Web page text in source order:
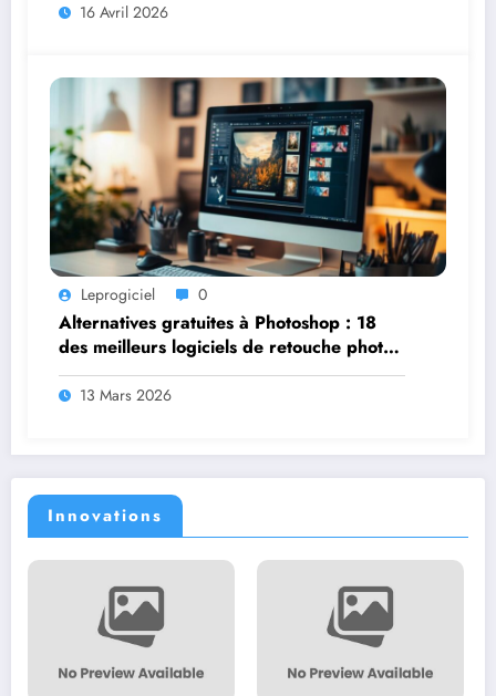
Innovations
16 Avril 2026
Leprogiciel 0
Alternatives gratuites à Photoshop : 18
des meilleurs logiciels de retouche photo
gratuits pour débuter sans se ruiner
13 Mars 2026